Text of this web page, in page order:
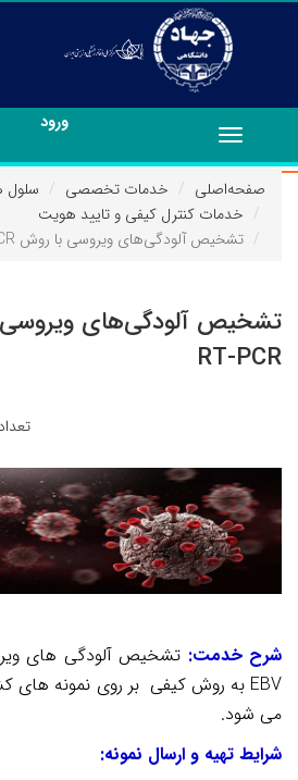
ورود
Toggle
navigation
صفحه‌اصلی
خدمات تخصصی
سلول
خدمات کنترل کیفی و تایید هویت
تشخیص آلودگی‌های ویروسی با روش PCR و RT-PCR
RT-PCR
تعداد
شرح خدمت: تشخیص آلودگی های
EBV به روش کیفی بر روی نمونه
می شود.
شرایط تهیه و ارسال نمونه: